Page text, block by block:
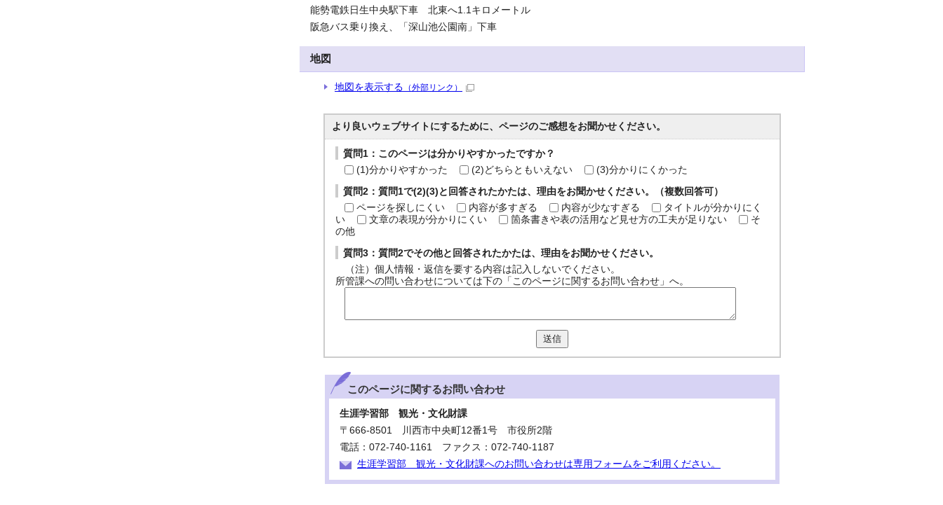
能勢電鉄日生中央駅下車 北東へ1.1キロメートル
阪急バス乗り換え、「深山池公園南」下車
地図
地図を表示する （外部リンク）
より良いウェブサイトにするために、ページのご感想をお聞かせください。
質問1：このページは分かりやすかったですか？
(1)分かりやすかった
(2)どちらともいえない (3)分かりにくかった
質問2：質問1で(2)(3)と回答されたかたは、理由をお聞かせください。（複数回答可）
ページを探しにくい
内容が多すぎる 内容が少なすぎる
タイトルが分かりにく
い
文章の表現が分かりにくい 箇条書きや表の活用など見せ方の工夫が足りない
そ
の他
質問3：質問2でその他と回答されたかたは、理由をお聞かせください。
（注）個人情報・返信を要する内容は記入しないでください。
所管課への問い合わせについては下の「このページに関するお問い合わせ」へ。
送信
このページに関するお問い合わせ
生涯学習部 観光・文化財課
〒666-8501 川西市中央町12番1号 市役所2階
電話：072-740-1161 ファクス：072-740-1187
生涯学習部 観光・文化財課へのお問い合わせは専用フォームをご利用ください。